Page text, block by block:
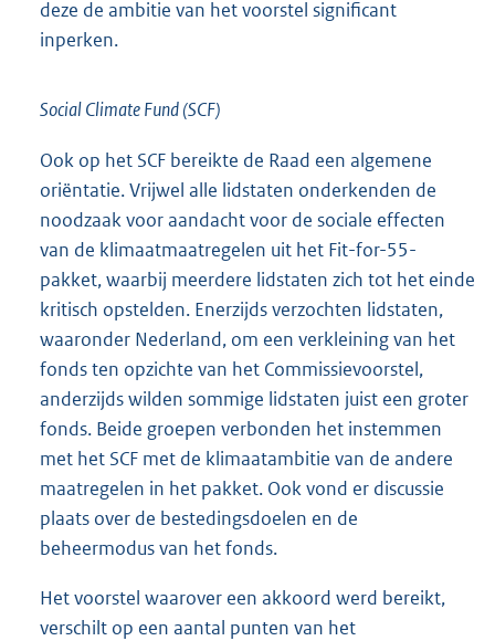
deze de ambitie van het voorstel significant
inperken.
Social Climate Fund (SCF)
Ook op het SCF bereikte de Raad een algemene
oriëntatie. Vrijwel alle lidstaten onderkenden de
noodzaak voor aandacht voor de sociale effecten
van de klimaatmaatregelen uit het Fit-for-55-
pakket, waarbij meerdere lidstaten zich tot het einde
kritisch opstelden. Enerzijds verzochten lidstaten,
waaronder Nederland, om een verkleining van het
fonds ten opzichte van het Commissievoorstel,
anderzijds wilden sommige lidstaten juist een groter
fonds. Beide groepen verbonden het instemmen
met het SCF met de klimaatambitie van de andere
maatregelen in het pakket. Ook vond er discussie
plaats over de bestedingsdoelen en de
beheermodus van het fonds.
Het voorstel waarover een akkoord werd bereikt,
verschilt op een aantal punten van het